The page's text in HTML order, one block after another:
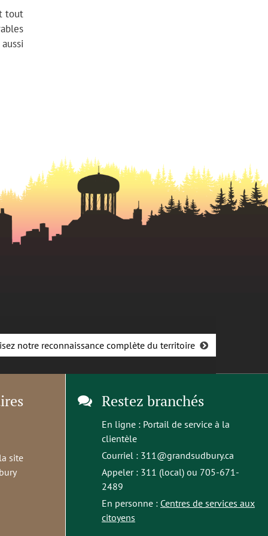
tout
notre reconnaissance complète du territoire
site
Restez branchés
En ligne : Portail de service à la
clientèle
Courriel : 311@grandsudbury.ca
Appeler : 311 (local) ou 705-671-
2489
En personne : Centres de services aux
citoyens